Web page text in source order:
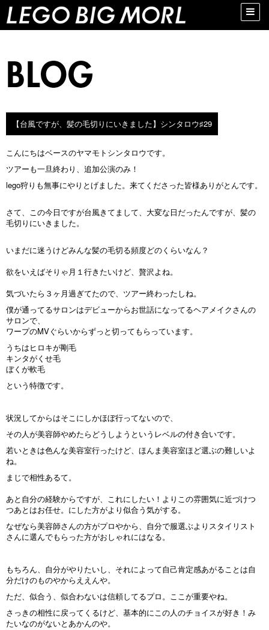
Toggle
【台風ですが、髪の毛切りにいきました】シンタロウ♯29
こんにちはベースのヤマモトシンタロウです。
ツアーも一旦終わり、追加公演のみ！
lego狩りも無事にやりとげました。来てくださった皆様ありがとんです。
さて、この今日ですが台風きてまして、大変な日だったんですが、髪の
毛切りにいきました。
いまだに迷うけどみんな髪の毛切る頻度どのくらいなん？
欲をいえばそりゃ月１行きたいけど、贅沢よね。
気づいたら３ヶ月過ぎてたので、ツアー終わったしね。
僕が通ってるサロンはデビューからお世話になってるヘアメイクさんの
サロンで、
ワープのMVぐらいからずっと切ってもらっています。
うちはヒロキが剛毛
キンタがくせ毛
ぼくが軟毛
という特徴です。
状況してからはそこにしかほぼ行ってないので、
その人が美容師やめたらどうしようというレベルの付き合いです。
若いときは色んな美容室行ったけど、ほんま美容室ほど選ぶの難しいよ
ね。
まじで相性あるて。
あと自分の経験からですが、これにしたい！よりこの雰囲気に近づけつ
つあとはお任せ。にした方がより似合う気がする。
なぜなら美容師さんの方がプロやから、自分で服選ぶよりスタイリスト
さんに選んでもらった方がおしゃれにはなる。
もちろん、自分がやりたいし、それによって自己肯定感あがることは自
分だけのものやからええんや。
ただ、似合う、似合わないは信頼してるプロ。ここが重要やね。
さっきの相性に戻ってくるけど、基本的にこの人のチョイスが好き！み
たいなのがないとあかんのや。